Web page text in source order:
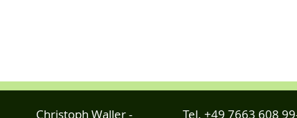
Christoph Waller - Tel. +49 7663 608